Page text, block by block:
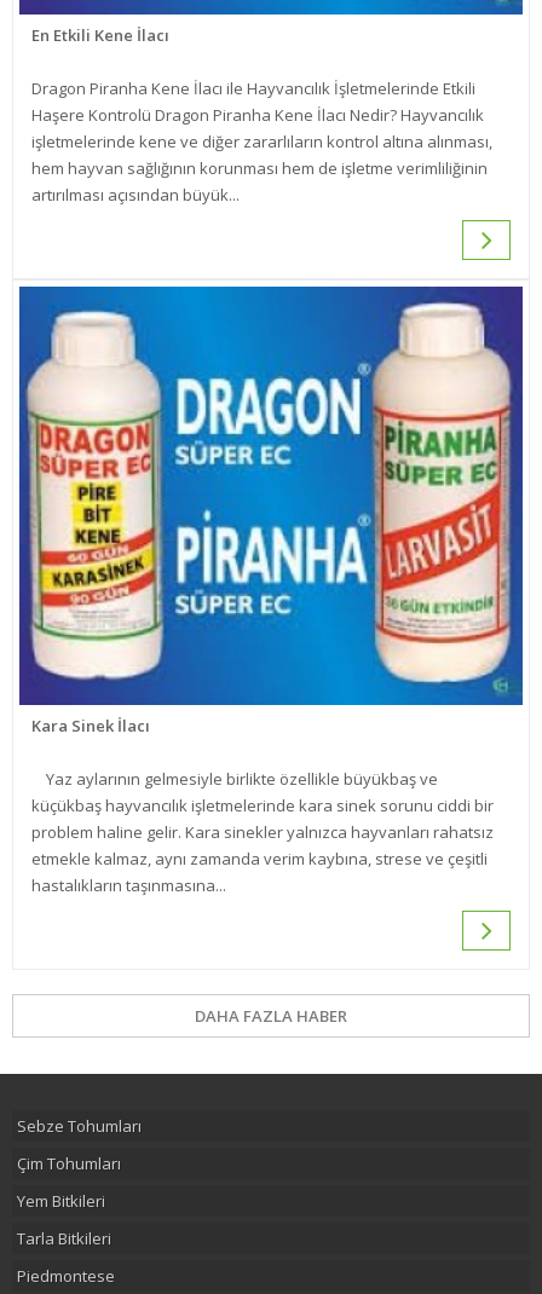
En Etkili Kene İlacı
Dragon Piranha Kene İlacı ile Hayvancılık İşletmelerinde Etkili
Haşere Kontrolü Dragon Piranha Kene İlacı Nedir? Hayvancılık
işletmelerinde kene ve diğer zararlıların kontrol altına alınması,
hem hayvan sağlığının korunması hem de işletme verimliliğinin
artırılması açısından büyük...
Kara Sinek İlacı
Yaz aylarının gelmesiyle birlikte özellikle büyükbaş ve
küçükbaş hayvancılık işletmelerinde kara sinek sorunu ciddi bir
problem haline gelir. Kara sinekler yalnızca hayvanları rahatsız
etmekle kalmaz, aynı zamanda verim kaybına, strese ve çeşitli
hastalıkların taşınmasına...
DAHA FAZLA HABER
Sebze Tohumları
Çim Tohumları
Yem Bitkileri
Tarla Bitkileri
Piedmontese